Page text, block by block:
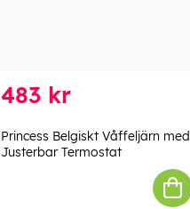
483 kr
Princess Belgiskt Våffeljärn med
Justerbar Termostat